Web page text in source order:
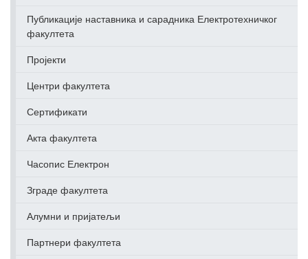
Публикације наставника и сарадника Електротехничког
факултета
Пројекти
Центри факултета
Сертификати
Акта факултета
Часопис Електрон
Зграде факултета
Алумни и пријатељи
Партнери факултета